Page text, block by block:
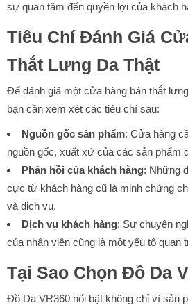
sự quan tâm đến quyền lợi của khách
Tiêu Chí Đánh Giá
Thắt Lưng Da Thật
Để đánh giá một cửa hàng bán thắt
bạn cần xem xét các tiêu chí sau:
Nguồn gốc sản phẩm: Cửa hàng
nguồn gốc, xuất xứ của các sản phẩm
Phản hồi của khách hàng: Những
cực từ khách hàng cũ là minh chứng
và dịch vụ.
Dịch vụ khách hàng: Sự chuyên
của nhân viên cũng là một yếu tố quan
Tại Sao Chọn Đồ Da
Đồ Da VR360 nổi bật không chỉ vì sản